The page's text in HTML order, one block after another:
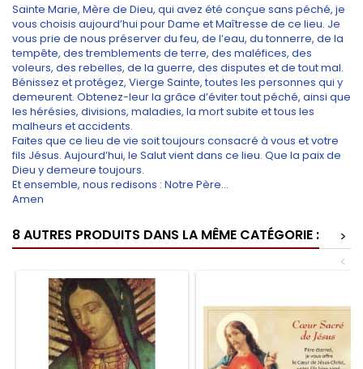
Sainte Marie, Mère de Dieu, qui avez été conçue sans péché, je
vous choisis aujourd’hui pour Dame et Maîtresse de ce lieu. Je
vous prie de nous préserver du feu, de l’eau, du tonnerre, de la
tempête, des tremblements de terre, des maléfices, des
voleurs, des rebelles, de la guerre, des disputes et de tout mal.
Bénissez et protégez, Vierge Sainte, toutes les personnes qui y
demeurent. Obtenez-leur la grâce d’éviter tout péché, ainsi que
les hérésies, divisions, maladies, la mort subite et tous les
malheurs et accidents.
Faites que ce lieu de vie soit toujours consacré à vous et votre
fils Jésus. Aujourd’hui, le Salut vient dans ce lieu. Que la paix de
Dieu y demeure toujours.
Et ensemble, nous redisons : Notre Père…
Amen
8 AUTRES PRODUITS DANS LA MÊME CATÉGORIE :
>
<